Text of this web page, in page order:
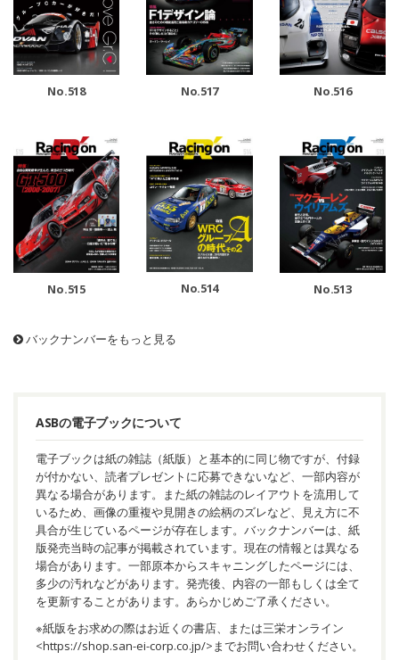
No.518 No.517 No.516
No.515 No.514 No.513
バックナンバーをもっと見る
ASBの電子ブックについて
電子ブックは紙の雑誌（紙版）と基本的に同じ物ですが、付録
が付かない、読者プレゼントに応募できないなど、一部内容が
異なる場合があります。また紙の雑誌のレイアウトを流用して
いるため、画像の重複や見開きの絵柄のズレなど、見え方に不
具合が生じているページが存在します。バックナンバーは、紙
版発売当時の記事が掲載されています。現在の情報とは異なる
場合があります。一部原本からスキャニングしたページには、
多少の汚れなどがあります。発売後、内容の一部もしくは全て
を更新することがあります。あらかじめご了承ください。
※紙版をお求めの際はお近くの書店、または三栄オンライン
<https://shop.san-ei-corp.co.jp/>までお問い合わせください。